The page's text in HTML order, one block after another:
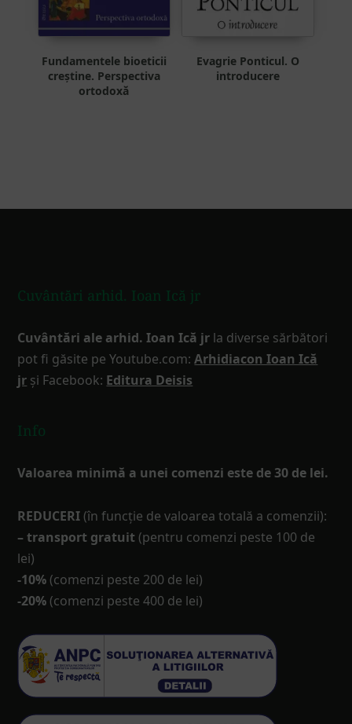
Fundamentele bioeticii
creștine. Perspectiva
ortodoxă
Evagrie Ponticul. O
introducere
Cuvântări arhid. Ioan Ică jr
Cuvântări ale arhid. Ioan Ică jr la diverse sărbători
pot fi găsite pe Youtube.com:Arhidiacon Ioan Ică
jr și Facebook: Editura Deisis
Info
Valoarea minimă a unei comenzi este de 30 de lei.
REDUCERI (în funcţie de valoarea totală a comenzii):
– transport gratuit (pentru comenzi peste 100 de
lei)
-10% (comenzi peste 200 de lei)
-20% (comenzi peste 400 de lei)